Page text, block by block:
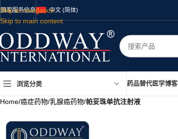
Skip to navigation
Skip to main content
国家服务信息 中文 (简体)
浏览分类 药品替代医学博客
Home/癌症药物/乳腺癌药物/帕妥珠单抗注射液